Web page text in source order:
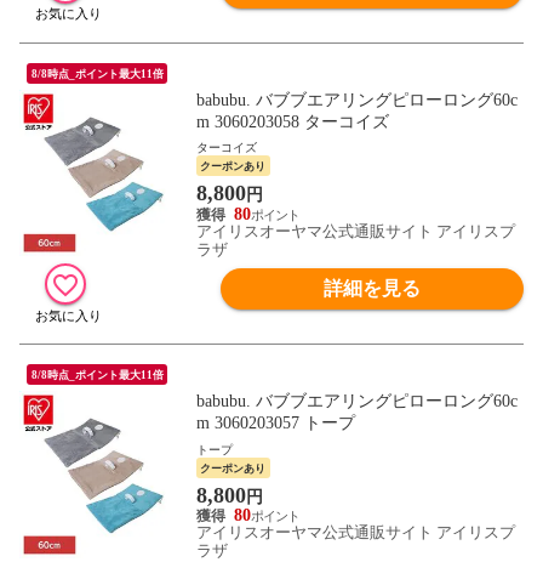
8/8時点_ポイント最大11倍
babubu. バブブエアリングピローロング60c
m 3060203058 ターコイズ
ターコイズ
クーポンあり
8,800円
80
アイリスオーヤマ公式通販サイト アイリスプ
ラザ
詳細を見る
8/8時点_ポイント最大11倍
babubu. バブブエアリングピローロング60c
m 3060203057 トープ
トープ
クーポンあり
8,800円
80
アイリスオーヤマ公式通販サイト アイリスプ
ラザ